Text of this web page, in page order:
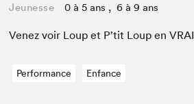
Jeunesse 0 à 5 ans , 6 à 9 ans
Venez voir Loup et P’tit Loup enVRAI
Performance Enfance